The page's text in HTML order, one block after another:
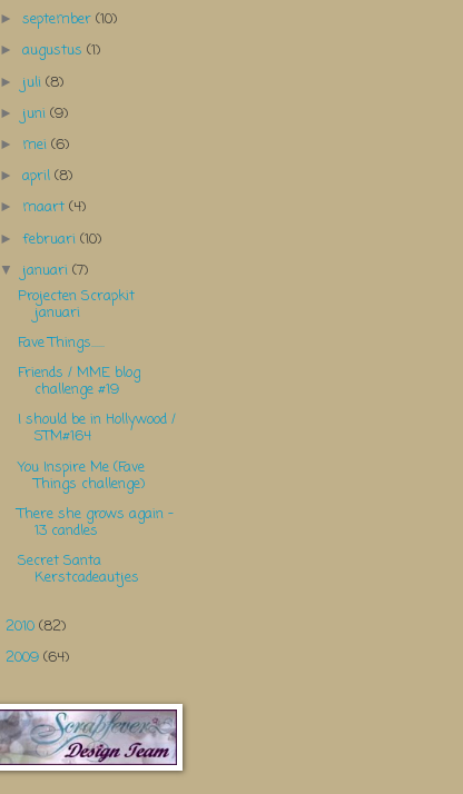
►september(10)
►augustus(1)
► juli(8)
► juni(9)
► mei(6)
►april(8)
► maart(4)
►februari(10)
▼ januari(7)
Projecten Scrapkit
januari
Fave Things......
Friends / MME blog
challenge #19
I should be in Hollywood /
STM#164
You Inspire Me (Fave
Things challenge)
There she grows again -
13 candles
Secret Santa
Kerstcadeautjes
2010 (82)
2009 (64)